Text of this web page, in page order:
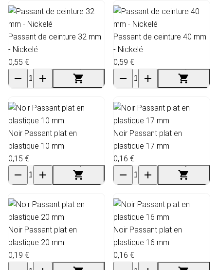
Passant de ceinture 32 mm
- Nickelé
0,55 €
Passant de ceinture 40 mm
- Nickelé
0,59 €
Noir Passant plat en
plastique 10 mm
0,15 €
Noir Passant plat en
plastique 17 mm
0,16 €
Noir Passant plat en
plastique 20 mm
0,19 €
Noir Passant plat en
plastique 16 mm
0,16 €